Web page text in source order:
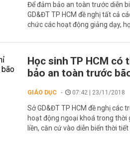
Để đảm bảo an toàn trước diễn
GD&ĐT TP HCM đề nghị tất cả
chức các hoạt động giảng dạy,
Học sinh TP HCM có
bảo an toàn trước
GIÁO DỤC 07:42 | 23/11/2018
Sở GD&ĐT TP HCM đề nghị các
hoạt động ngoại khoá trong thời
liền, căn cứ vào diễn biến thời